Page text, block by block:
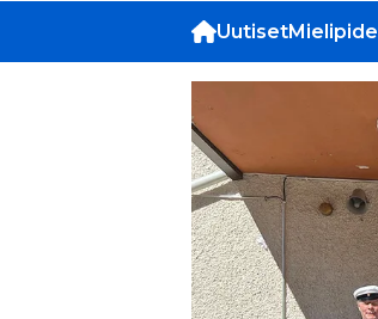
UutisetMielipide